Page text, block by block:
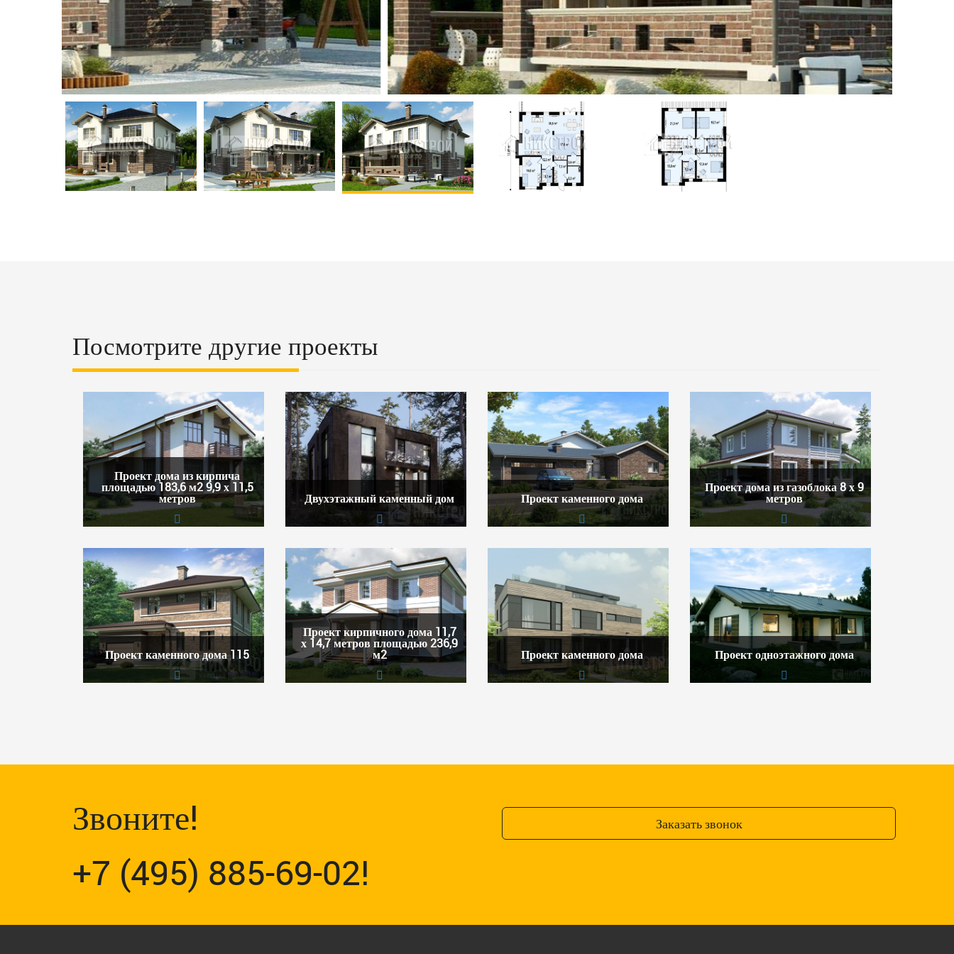
Посмотрите другие проекты
Проект дома из кирпича
площадью 183,6 м2 9,9 х 11,5
метров Двухэтажный каменный дом Проект каменного дома
Проект дома из газоблока 8 х 9
метров
Проект каменного дома 115
Проект кирпичного дома 11,7
х 14,7 метров площадью 236,9
м2 Проект каменного дома Проект одноэтажного дома
Звоните!
+7 (495) 885-69-02!
Заказать звонок